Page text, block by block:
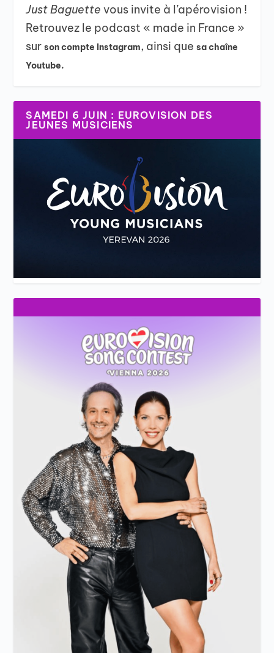
Just Baguettevous invite à l’apérovision !
Retrouvez le podcast « made in France »
surson compte Instagram, ainsi quesa chaîne
Youtube.
SAMEDI 6 JUIN : EUROVISION DES
JEUNES MUSICIENS